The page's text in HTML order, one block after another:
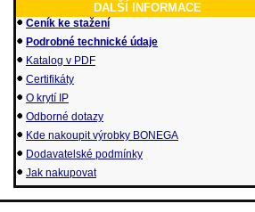
DALŠÍ INFORMACE
Ceník ke stažení
Podrobné technické údaje
Katalog v PDF
Certifikáty
O krytí IP
Odborné dotazy
Kde nakoupit výrobky BONEGA
Dodavatelské podmínky
Jak nakupovat